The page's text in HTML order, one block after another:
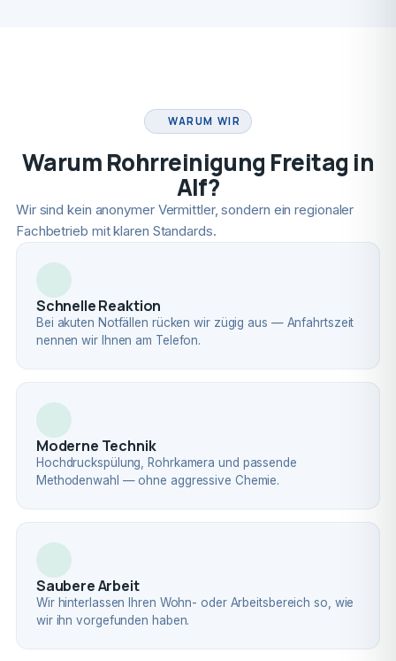
WARUM WIR
Warum Rohrreinigung Freitag in
Alf?
Wir sind kein anonymer Vermittler, sondern ein regionaler
Fachbetrieb mit klaren Standards.
Schnelle Reaktion
Bei akuten Notfällen rücken wir zügig aus — Anfahrtszeit
nennen wir Ihnen am Telefon.
Moderne Technik
Hochdruckspülung, Rohrkamera und passende
Methodenwahl — ohne aggressive Chemie.
Saubere Arbeit
Wir hinterlassen Ihren Wohn- oder Arbeitsbereich so, wie
wir ihn vorgefunden haben.